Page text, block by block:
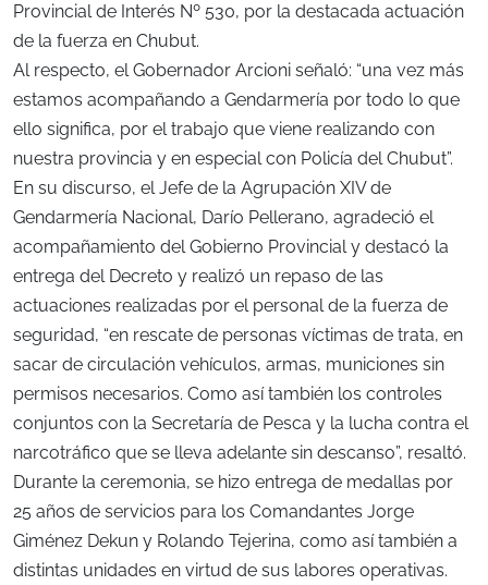
Provincial de Interés Nº 530, por la destacada actuación
de la fuerza en Chubut.
Al respecto, el Gobernador Arcioni señaló: “una vez más
estamos acompañando a Gendarmería por todo lo que
ello significa, por el trabajo que viene realizando con
nuestra provincia y en especial con Policía del Chubut”.
En su discurso, el Jefe de la Agrupación XIV de
Gendarmería Nacional, Darío Pellerano, agradeció el
acompañamiento del Gobierno Provincial y destacó la
entrega del Decreto y realizó un repaso de las
actuaciones realizadas por el personal de la fuerza de
seguridad, “en rescate de personas víctimas de trata, en
sacar de circulación vehículos, armas, municiones sin
permisos necesarios. Como así también los controles
conjuntos con la Secretaría de Pesca y la lucha contra el
narcotráfico que se lleva adelante sin descanso”, resaltó.
Durante la ceremonia, se hizo entrega de medallas por
25 años de servicios para los Comandantes Jorge
Giménez Dekun y Rolando Tejerina, como así también a
distintas unidades en virtud de sus labores operativas.